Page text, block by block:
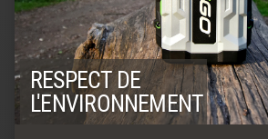
RESPECT DE
L'ENVIRONNEMENT